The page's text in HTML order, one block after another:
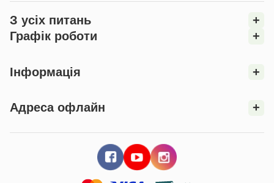
З усіх питань
+
Графік роботи
+
Інформація +
Адреса офлайн +